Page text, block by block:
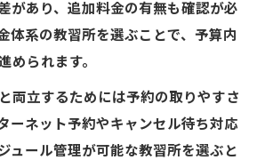
があり、追加料金の有無も確認が必
体系の教習所を選ぶことで、予算内
められます。
両立するためには予約の取りやすさ
ーネット予約やキャンセル待ち対応
ュール管理が可能な教習所を選ぶと